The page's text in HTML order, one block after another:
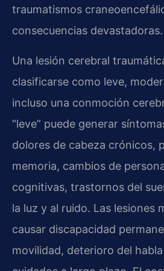
traumatismos
consecuencias devastadoras.
Una lesión cerebral
clasificarse como leve,
incluso una conmoción
“leve” puede generar
dolores de cabeza crónicos,
memoria, cambios de
cognitivas, trastornos del
la luz y al ruido. Las lesiones
causar discapacidad
movilidad, deterioro del